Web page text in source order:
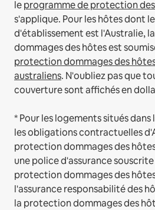
leprogramme de protection
s'applique. Pour les hôtes dont
d'établissement est l'Australie,
dommages des hôtes est
protection dommages des
australiens. N'oubliez pas que
couverture sont affichés en
* Pour les logements situés
les obligations contractuelles
protection dommages des
une police d'assurance
protection dommages des
l'assurance responsabilité des
la protection dommages des